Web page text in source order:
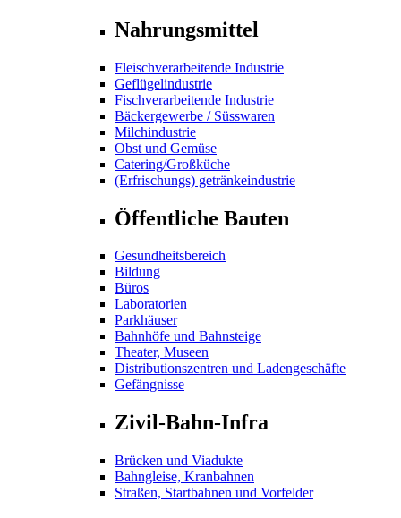
Nahrungsmittel
Fleischverarbeitende Industrie
Geflügelindustrie
Fischverarbeitende Industrie
Bäckergewerbe / Süsswaren
Milchindustrie
Obst und Gemüse
Catering/Großküche
(Erfrischungs) getränkeindustrie
Öffentliche Bauten
Gesundheitsbereich
Bildung
Büros
Laboratorien
Parkhäuser
Bahnhöfe und Bahnsteige
Theater, Museen
Distributionszentren und Ladengeschäfte
Gefängnisse
Zivil-Bahn-Infra
Brücken und Viadukte
Bahngleise, Kranbahnen
Straßen, Startbahnen und Vorfelder